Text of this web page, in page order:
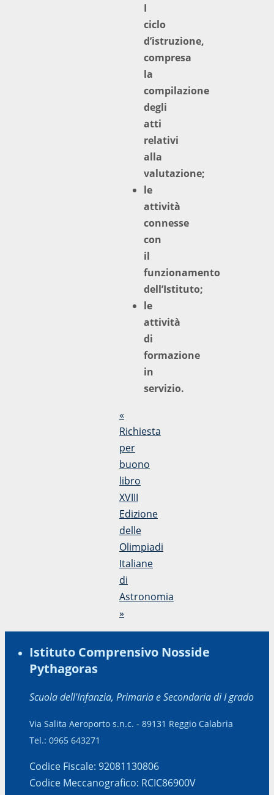
I
ciclo
d’istruzione,
compresa
la
compilazione
degli
atti
relativi
alla
valutazione;
le
attività
connesse
con
il
funzionamento
dell’Istituto;
le
attività
di
formazione
in
servizio.
«
Richiesta
per
buono
libro
XVIII
Edizione
delle
Olimpiadi
Italiane
di
Astronomia
»
Istituto Comprensivo Nosside
Pythagoras
Scuola dell'Infanzia, Primaria e Secondaria di I grado
Via Salita Aeroporto s.n.c. - 89131 Reggio Calabria
Tel.: 0965 643271
Codice Fiscale: 92081130806
Codice Meccanografico: RCIC86900V